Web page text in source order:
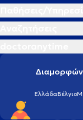
ΕλλάδαΒέλγιο